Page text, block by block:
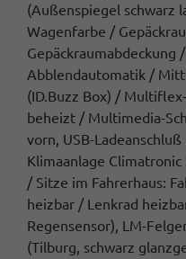
(Außenspiegel schwarz
Wagenfarbe /
Gepäckraumabdeckung
Abblendautomatik /
(ID.Buzz Box) /
beheizt / Multimedia-
vorn, USB-
Klimaanlage
/ Sitze im Fahrerhaus:
heizbar / Lenkrad
Regensensor), LM-
(Tilburg, schwarz